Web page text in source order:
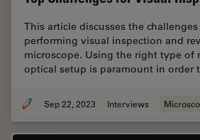
This article discusses the
performing visual inspection and
microscope. Using the right type of
optical setup is paramount in order
Sep 22, 2023 Interviews